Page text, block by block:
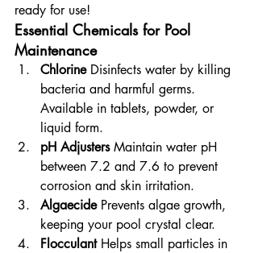
ready for use!
Essential Chemicals for Pool
Maintenance
Chlorine Disinfects water by killing
bacteria and harmful germs.
Available in tablets, powder, or
liquid form.
pH Adjusters Maintain water pH
between 7.2 and 7.6 to prevent
corrosion and skin irritation.
Algaecide Prevents algae growth,
keeping your pool crystal clear.
Flocculant Helps small particles in